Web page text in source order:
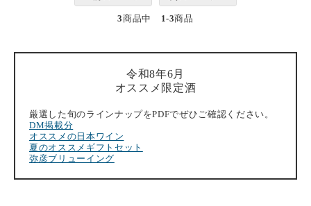
3商品中 1-3商品
令和8年6月
オススメ限定酒
厳選した旬のラインナップをPDFでぜひご確認ください。
DM掲載分
オススメの日本ワイン
夏のオススメギフトセット
弥彦ブリューイング